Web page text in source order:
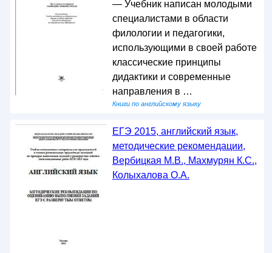
— Учебник написан молодыми
специалистами в области
филологии и педагогики,
использующими в своей работе
классические принципы
дидактики и современные
направления в …
Книги по английскому языку
ЕГЭ 2015, английский язык,
методические рекомендации,
Вербицкая М.В., Махмурян К.С.,
Колыхалова О.А.